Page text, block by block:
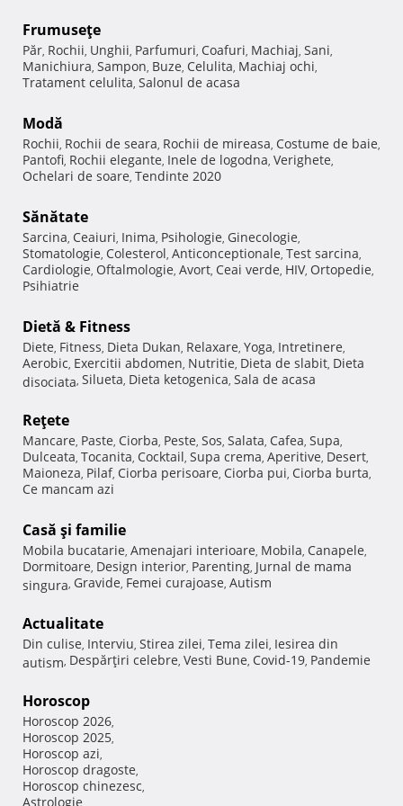
Frumuseţe
Păr, Rochii, Unghii, Parfumuri, Coafuri, Machiaj, Sani,
Manichiura, Sampon, Buze, Celulita, Machiaj ochi,
Tratament celulita, Salonul de acasa
Modă
Rochii, Rochii de seara, Rochii de mireasa, Costume de baie,
Pantofi, Rochii elegante, Inele de logodna, Verighete,
Ochelari de soare, Tendinte 2020
Sănătate
Sarcina, Ceaiuri, Inima, Psihologie, Ginecologie,
Stomatologie, Colesterol, Anticonceptionale, Test sarcina,
Cardiologie, Oftalmologie, Avort, Ceai verde, HIV, Ortopedie,
Psihiatrie
Dietă & Fitness
Diete, Fitness, Dieta Dukan, Relaxare, Yoga, Intretinere,
Aerobic, Exercitii abdomen, Nutritie, Dieta de slabit, Dieta
disociata, Silueta, Dieta ketogenica, Sala de acasa
Reţete
Mancare, Paste, Ciorba, Peste, Sos, Salata, Cafea, Supa,
Dulceata, Tocanita, Cocktail, Supa crema, Aperitive, Desert,
Maioneza, Pilaf, Ciorba perisoare, Ciorba pui, Ciorba burta,
Ce mancam azi
Casă şi familie
Mobila bucatarie, Amenajari interioare, Mobila, Canapele,
Dormitoare, Design interior, Parenting, Jurnal de mama
singura, Gravide, Femei curajoase, Autism
Actualitate
Din culise, Interviu, Stirea zilei, Tema zilei, Iesirea din
autism, Despărţiri celebre, Vesti Bune, Covid-19, Pandemie
Horoscop
Horoscop 2026,
Horoscop 2025,
Horoscop azi,
Horoscop dragoste,
Horoscop chinezesc,
Astrologie